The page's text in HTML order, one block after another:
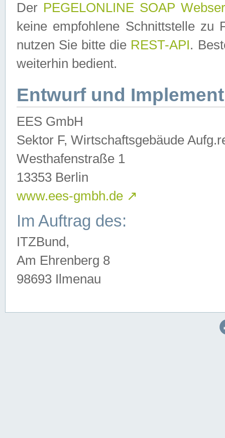
Der PEGELONLINE SOAP
keine empfohlene Schnittstelle zu
nutzen Sie bitte die REST-API.
weiterhin bedient.
Entwurf und
EES GmbH
Sektor F, Wirtschaftsgebäude
Westhafenstraße 1
13353 Berlin
www.ees-gmbh.de ↗
Im Auftrag des:
ITZBund,
Am Ehrenberg 8
98693 Ilmenau